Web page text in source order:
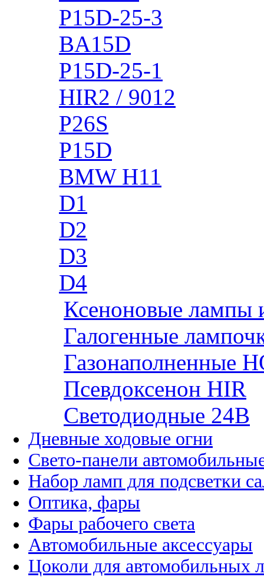
P15D-25-3
BA15D
P15D-25-1
HIR2 / 9012
P26S
P15D
BMW H11
D1
D2
D3
D4
Ксеноновые лампы
Галогенные
Газонаполненные
Псевдоксенон HIR
Cветодиодные 24B
Дневные ходовые огни
Свето-панели
Набор ламп для подсветки
Оптика, фары
Фары рабочего света
Автомобильные аксессуары
Цоколи для автомобильных